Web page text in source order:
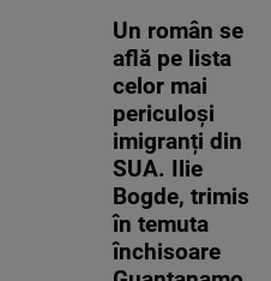
Un român se
află pe lista
celor mai
periculoși
imigranți din
SUA. Ilie
Bogde, trimis
în temuta
închisoare